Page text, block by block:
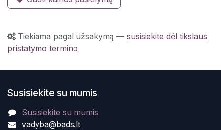
Tiekiama pagal užsakymą — susisiekite dėl tikslaus
pristatymo termino
Susisiekite su mumis
Susisiekite su mumis
vadyba@bads.lt